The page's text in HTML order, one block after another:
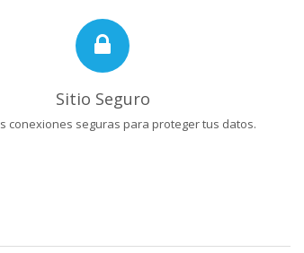
Sitio Seguro
conexiones seguras para proteger tus datos.